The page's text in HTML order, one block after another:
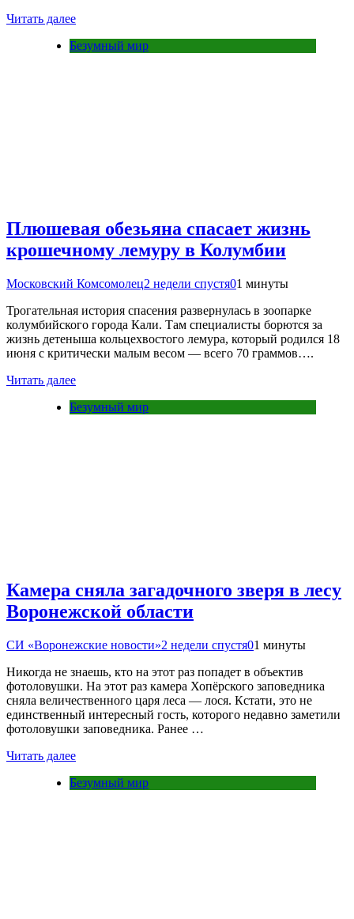
Читать далее
Безумный мир
Плюшевая обезьяна спасает жизнь
крошечному лемуру в Колумбии
Московский Комсомолец2 недели спустя01 минуты
Трогательная история спасения развернулась в зоопарке
колумбийского города Кали. Там специалисты борются за
жизнь детеныша кольцехвостого лемура, который родился 18
июня с критически малым весом — всего 70 граммов….
Читать далее
Безумный мир
Камера сняла загадочного зверя в лесу
Воронежской области
СИ «Воронежские новости»2 недели спустя01 минуты
Никогда не знаешь, кто на этот раз попадет в объектив
фотоловушки. На этот раз камера Хопёрского заповедника
сняла величественного царя леса — лося. Кстати, это не
единственный интересный гость, которого недавно заметили
фотоловушки заповедника. Ранее …
Читать далее
Безумный мир